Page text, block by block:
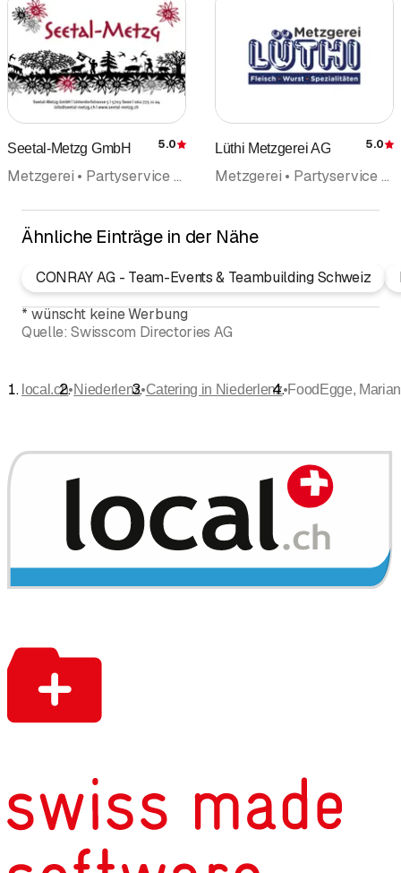
Seetal-Metzg GmbH Bewertung
5.0
Metzgerei • Partyservice • Lebensmittelgeschäft • Wurstwaren • Catering
Lüthi Metzgerei AG 5.0
Metzgerei • Partyservice • Catering
Ähnliche Einträge in der Nähe
CONRAY AG - Team-Events & Teambuilding Schweiz
*wünscht keine Werbung
Quelle: Swisscom Directories AG
local.ch•Niederlenz•Catering in Niederlenz•FoodEgge,